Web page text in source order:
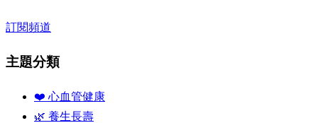
訂閱頻道
主題分類
❤️ 心血管健康
🌿 養生長壽